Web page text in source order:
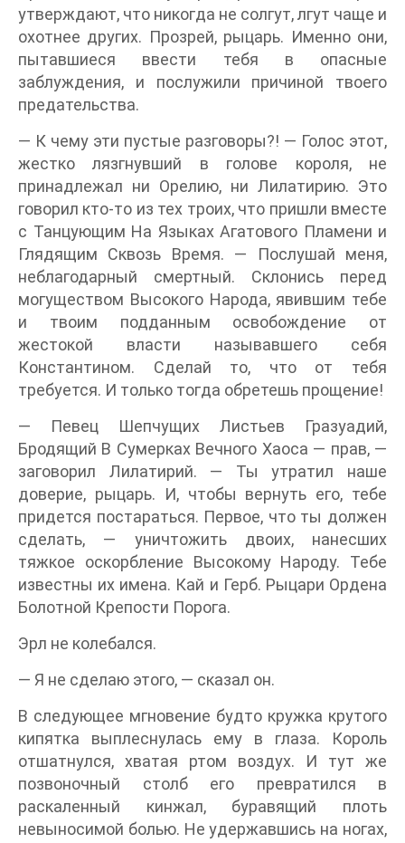
утверждают, что никогда не солгут, лгут чаще и
охотнее других. Прозрей, рыцарь. Именно они,
пытавшиеся ввести тебя в опасные
заблуждения, и послужили причиной твоего
предательства.
— К чему эти пустые разговоры?! — Голос этот,
жестко лязгнувший в голове короля, не
принадлежал ни Орелию, ни Лилатирию. Это
говорил кто-то из тех троих, что пришли вместе
с Танцующим На Языках Агатового Пламени и
Глядящим Сквозь Время. — Послушай меня,
неблагодарный смертный. Склонись перед
могуществом Высокого Народа, явившим тебе
и твоим подданным освобождение от
жестокой власти называвшего себя
Константином. Сделай то, что от тебя
требуется. И только тогда обретешь прощение!
— Певец Шепчущих Листьев Гразуадий,
Бродящий В Сумерках Вечного Хаоса — прав, —
заговорил Лилатирий. — Ты утратил наше
доверие, рыцарь. И, чтобы вернуть его, тебе
придется постараться. Первое, что ты должен
сделать, — уничтожить двоих, нанесших
тяжкое оскорбление Высокому Народу. Тебе
известны их имена. Кай и Герб. Рыцари Ордена
Болотной Крепости Порога.
Эрл не колебался.
— Я не сделаю этого, — сказал он.
В следующее мгновение будто кружка крутого
кипятка выплеснулась ему в глаза. Король
отшатнулся, хватая ртом воздух. И тут же
позвоночный столб его превратился в
раскаленный кинжал, буравящий плоть
невыносимой болью. Не удержавшись на ногах,